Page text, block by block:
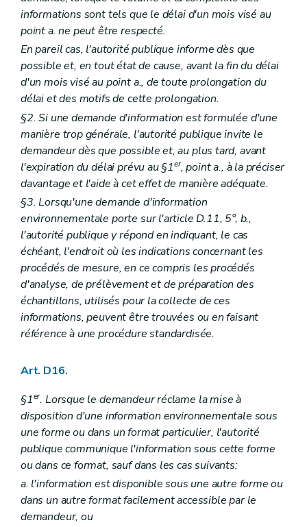
informations sont tels que le délai d'un mois visé au
point a. ne peut être respecté.
En pareil cas, l'autorité publique informe dès que
possible et, en tout état de cause, avant la fin du délai
d'un mois visé au point a., de toute prolongation du
délai et des motifs de cette prolongation.
§2. Si une demande d'information est formulée d'une
manière trop générale, l'autorité publique invite le
demandeur dès que possible et, au plus tard, avant
l'expiration du délai prévu au §1er, point a., à la préciser
davantage et l'aide à cet effet de manière adéquate.
§3. Lorsqu'une demande d'information
environnementale porte sur l'article D.11, 5°, b.,
l'autorité publique y répond en indiquant, le cas
échéant, l'endroit où les indications concernant les
procédés de mesure, en ce compris les procédés
d'analyse, de prélèvement et de préparation des
échantillons, utilisés pour la collecte de ces
informations, peuvent être trouvées ou en faisant
référence à une procédure standardisée.
Art. D16.
§1er. Lorsque le demandeur réclame la mise à
disposition d'une information environnementale sous
une forme ou dans un format particulier, l'autorité
publique communique l'information sous cette forme
ou dans ce format, sauf dans les cas suivants:
a. l'information est disponible sous une autre forme ou
dans un autre format facilement accessible par le
demandeur, ou